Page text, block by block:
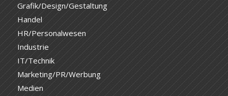
Grafik/Design/Gestaltung
Handel
HR/Personalwesen
Industrie
IT/Technik
Marketing/PR/Werbung
Medien